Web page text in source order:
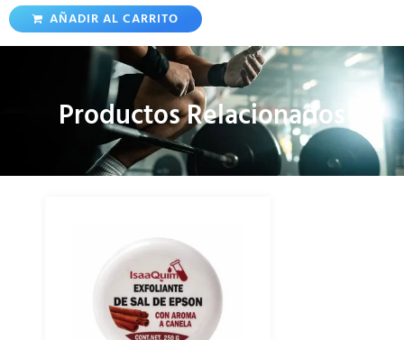
AÑADIR AL CARRITO
Productos Relacionados